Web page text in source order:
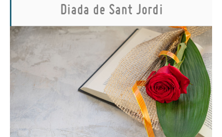
Diada de Sant Jordi